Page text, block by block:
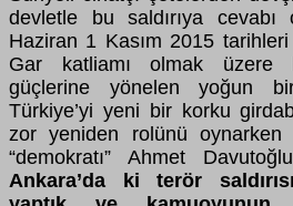
devletle bu saldırıya
Haziran 1 Kasım 2015
Gar katliamı olmak üzere
güçlerine yönelen yoğun
Türkiye’yi yeni bir korku
zor yeniden rolünü oynarken
“demokratı” Ahmet
Ankara’da ki terör